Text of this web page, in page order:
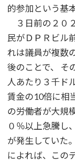
的参加という基
３日前の２０
民がＤＰＲビル
れは議員が複数
後のことで、 そ
人あたり３千ド
賃金の10倍に相
の労働者が大規
０％以上急騰し
が発生していた
によれば、この